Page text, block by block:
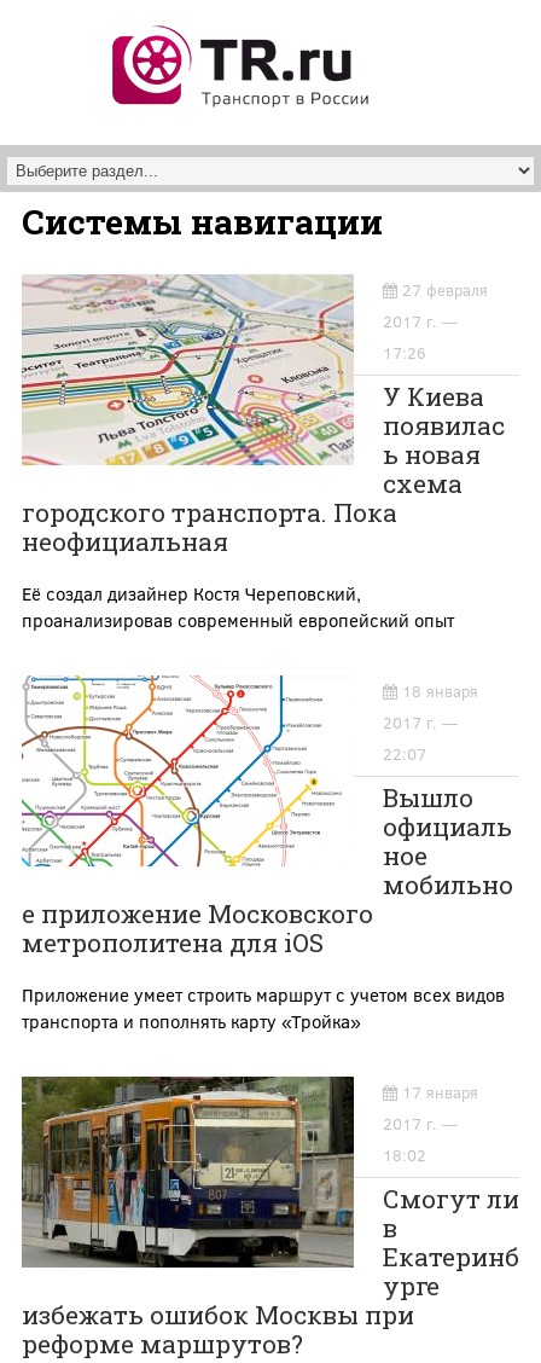
Системы навигации
27 февраля
2017 г. —
17:26
У Киева
появилас
ь новая
схема
городского транспорта. Пока
неофициальная
Её создал дизайнер Костя Череповский,
проанализировав современный европейский опыт
18 января
2017 г. —
22:07
Вышло
официаль
ное
мобильно
е приложение Московского
метрополитена для iOS
Приложение умеет строить маршрут с учетом всех видов
транспорта и пополнять карту «Тройка»
17 января
2017 г. —
18:02
Смогут ли
в
Екатеринб
урге
избежать ошибок Москвы при
реформе маршрутов?